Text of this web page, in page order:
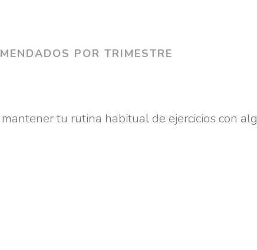
POR TRIMESTRE
tu rutina habitual de ejercicios con